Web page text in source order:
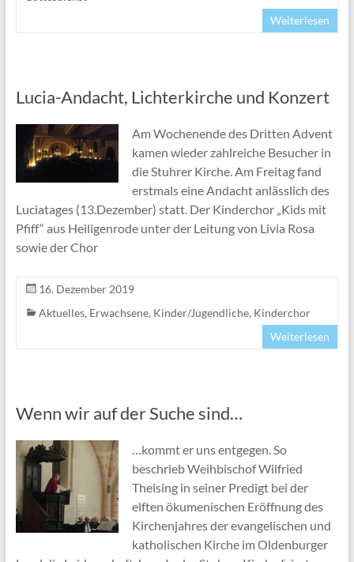
Weiterlesen
Lucia-Andacht, Lichterkirche und Konzert
Am Wochenende des Dritten Advent
kamen wieder zahlreiche Besucher in
die Stuhrer Kirche. Am Freitag fand
erstmals eine Andacht anlässlich des
Luciatages (13.Dezember) statt. Der Kinderchor „Kids mit
Pfiff“ aus Heiligenrode unter der Leitung von Livia Rosa
sowie der Chor
16. Dezember 2019
Aktuelles, Erwachsene, Kinder/Jugendliche, Kinderchor
Weiterlesen
Wenn wir auf der Suche sind…
…kommt er uns entgegen. So
beschrieb Weihbischof Wilfried
Theising in seiner Predigt bei der
elften ökumenischen Eröffnung des
Kirchenjahres der evangelischen und
katholischen Kirche im Oldenburger